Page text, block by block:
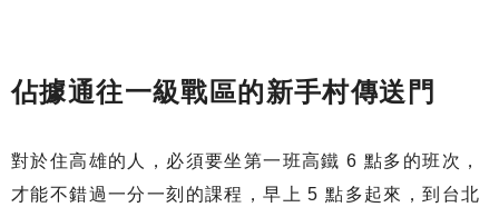
佔據通往一級戰區的新手村傳送門
對於住高雄的人，必須要坐第一班高鐵 6 點多的班次，
才能不錯過一分一刻的課程，早上 5 點多起來，到台北